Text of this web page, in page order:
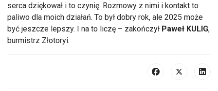
serca dziękował i to czynię. Rozmowy z nimi i kontakt to
paliwo dla moich działań. To był dobry rok, ale 2025 może
być jeszcze lepszy. I na to liczę – zakończył Paweł KULIG,
burmistrz Złotoryi.